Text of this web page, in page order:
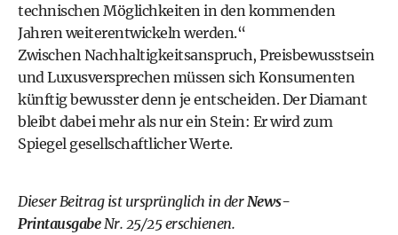
technischen Möglichkeiten in den kommenden
Jahren weiterentwickeln werden.“
Zwischen Nachhaltigkeitsanspruch, Preisbewusstsein
und Luxusversprechen müssen sich Konsumenten
künftig bewusster denn je entscheiden. Der Diamant
bleibt dabei mehr als nur ein Stein: Er wird zum
Spiegel gesellschaftlicher Werte.
Dieser Beitrag ist ursprünglich in der News-
PrintausgabeNr. 25/25 erschienen.